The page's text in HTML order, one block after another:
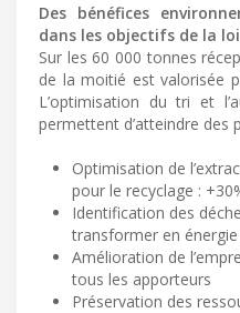
Des bénéfices
dans les objectifs de la loi
Sur les 60 000 tonnes
de la moitié est valorisée
L’optimisation du tri et
permettent d’atteindre des
Optimisation de
pour le recyclage :
Identification des
transformer en énergie
Amélioration de
tous les apporteurs
Préservation des